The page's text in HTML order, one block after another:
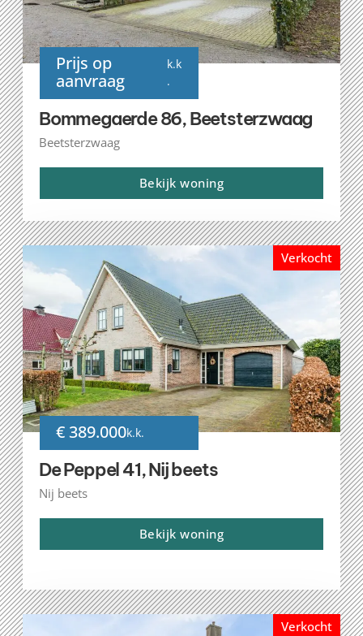
Prijs op
aanvraag
k.k
.
Bommegaerde 86, Beetsterzwaag
Beetsterzwaag
Bekijk woning
Verkocht
€ 389.000k.k.
De Peppel 41, Nij beets
Nij beets
Bekijk woning
Verkocht